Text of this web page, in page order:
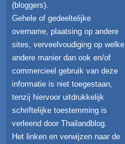
(bloggers).
Gehele of gedeeltelijke
overname, plaatsing op andere
sites, verveelvoudiging op welke
andere manier dan ook en/of
commercieel gebruik van deze
informatie is niet toegestaan,
tenzij hiervoor uitdrukkelijk
schriftelijke toestemming is
verleend door Thailandblog.
Het linken en verwijzen naar de